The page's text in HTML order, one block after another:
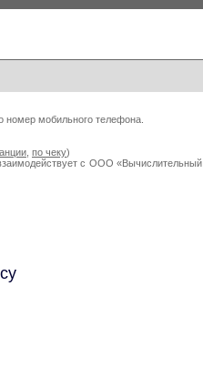
номер мобильного телефона.
по чеку)
с ООО «Вычислительный